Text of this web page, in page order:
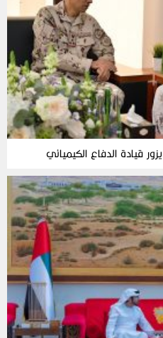
قيادة الدفاع الكيميائي